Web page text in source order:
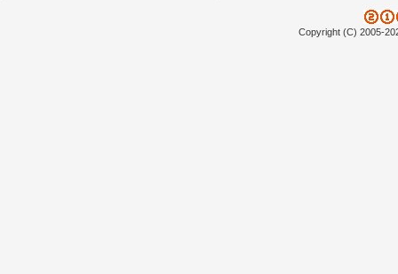
Copyright (C) 2005-